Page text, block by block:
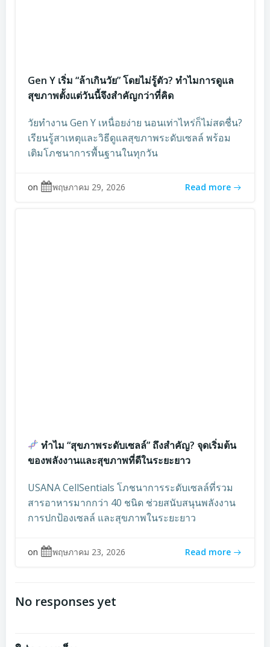
Gen Y เริ่ม “ล้าเกินวัย” โดยไม่รู้ตัว? ทำไมการดูแล
สุขภาพตั้งแต่วันนี้จึงสำคัญกว่าที่คิด
วัยทำงาน Gen Y เหนื่อยง่าย นอนเท่าไหร่ก็ไม่สดชื่น?
เรียนรู้สาเหตุและวิธีดูแลสุขภาพระดับเซลล์ พร้อม
เติมโภชนาการพื้นฐานในทุกวัน
on พฤษภาคม 29, 2026 Read more
ทำไม “สุขภาพระดับเซลล์” ถึงสำคัญ? จุดเริ่มต้น
ของพลังงานและสุขภาพที่ดีในระยะยาว
USANA CellSentials โภชนาการระดับเซลล์ที่รวม
สารอาหารมากกว่า 40 ชนิด ช่วยสนับสนุนพลังงาน
การปกป้องเซลล์ และสุขภาพในระยะยาว
on พฤษภาคม 23, 2026 Read more
No responses yet